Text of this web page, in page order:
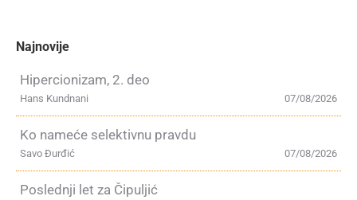
Najnovije
Hipercionizam, 2. deo
07/08/2026
Hans Kundnani
Ko nameće selektivnu pravdu
07/08/2026
Savo Đurđić
Poslednji let za Čipuljić